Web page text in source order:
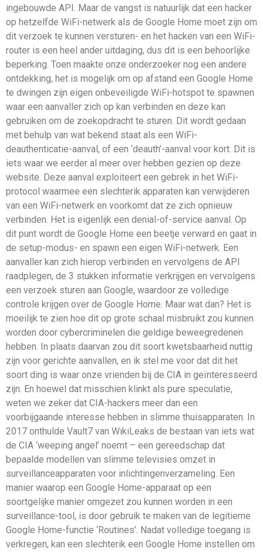
ingebouwde API. Maar de vangst is natuurlijk dat een hacker
op hetzelfde WiFi-netwerk als de Google Home moet zijn om
dit verzoek te kunnen versturen- en het hacken van een WiFi-
router is een heel ander uitdaging, dus dit is een behoorlijke
beperking. Toen maakte onze onderzoeker nog een andere
ontdekking, het is mogelijk om op afstand een Google Home
te dwingen zijn eigen onbeveiligde WiFi-hotspot te spawnen
waar een aanvaller zich op kan verbinden en deze kan
gebruiken om de zoekopdracht te sturen. Dit wordt gedaan
met behulp van wat bekend staat als een WiFi-
deauthenticatie-aanval, of een ‘deauth’-aanval voor kort. Dit is
iets waar we eerder al meer over hebben gezien op deze
website. Deze aanval exploiteert een gebrek in het WiFi-
protocol waarmee een slechterik apparaten kan verwijderen
van een WiFi-netwerk en voorkomt dat ze zich opnieuw
verbinden. Het is eigenlijk een denial-of-service aanval. Op
dit punt wordt de Google Home een beetje verward en gaat in
de setup-modus- en spawn een eigen WiFi-netwerk. Een
aanvaller kan zich hierop verbinden en vervolgens de API
raadplegen, de 3 stukken informatie verkrijgen en vervolgens
een verzoek sturen aan Google, waardoor ze volledige
controle krijgen over de Google Home. Maar wat dan? Het is
moeilijk te zien hoe dit op grote schaal misbruikt zou kunnen
worden door cybercriminelen die geldige beweegredenen
hebben. In plaats daarvan zou dit soort kwetsbaarheid nuttig
zijn voor gerichte aanvallen, en ik stel me voor dat dit het
soort ding is waar onze vrienden bij de CIA in geïnteresseerd
zijn. En hoewel dat misschien klinkt als pure speculatie,
weten we zeker dat CIA-hackers meer dan een
voorbijgaande interesse hebben in slimme thuisapparaten. In
2017 onthulde Vault7 van WikiLeaks de bestaan van iets wat
de CIA ‘weeping angel’ noemt – een gereedschap dat
bepaalde modellen van slimme televisies omzet in
surveillanceapparaten voor inlichtingenverzameling. Een
manier waarop een Google Home-apparaat op een
soortgelijke manier omgezet zou kunnen worden in een
surveillance-tool, is door gebruik te maken van de legitieme
Google Home-functie ‘Routines’. Nadat volledige toegang is
verkregen, kan een slechterik een Google Home instellen om